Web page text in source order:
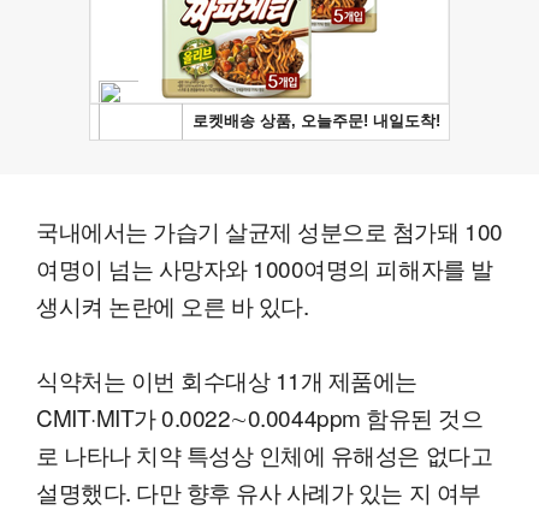
국내에서는 가습기 살균제 성분으로 첨가돼 100
여명이 넘는 사망자와 1000여명의 피해자를 발
생시켜 논란에 오른 바 있다.
식약처는 이번 회수대상 11개 제품에는
CMIT·MIT가 0.0022∼0.0044ppm 함유된 것으
로 나타나 치약 특성상 인체에 유해성은 없다고
설명했다. 다만 향후 유사 사례가 있는 지 여부